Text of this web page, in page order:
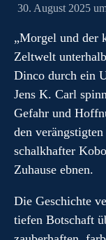
30. August 2025
„Morgel und der
Zeltwelt
Dinco durch ein
Jens K. Carl
Gefahr und
den
schalkhafter
Zuhause ebnen.
Die Geschichte
tiefen Botschaft